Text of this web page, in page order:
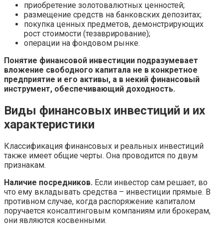
приобретение золотовалютных ценностей;
размещение средств на банковских депозитах;
покупка ценных предметов, демонстрирующих
рост стоимости (тезаврирование);
операции на фондовом рынке.
Понятие финансовой инвестиции подразумевает
вложение свободного капитала не в конкретное
предприятие и его активы, а в некий финансовый
инструмент, обеспечивающий доходность.
Виды финансовых инвестиций и их
характеристики
Классификация финансовых и реальных инвестиций
также имеет общие черты. Она проводится по двум
признакам.
Наличие посредников. Если инвестор сам решает, во
что ему вкладывать средства – инвестиции прямые. В
противном случае, когда распоряжение капиталом
поручается консалтинговым компаниям или брокерам,
они являются косвенными.